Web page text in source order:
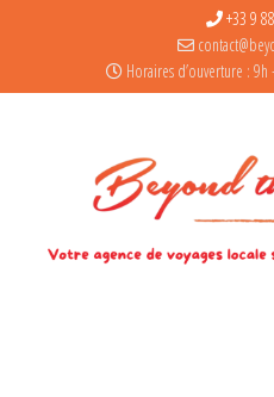
+33 9
Horaires d’ouverture :